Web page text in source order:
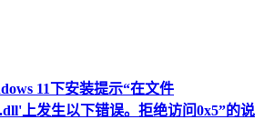
11下安装提示“在文件
上发生以下错误。拒绝访问0x5”的说